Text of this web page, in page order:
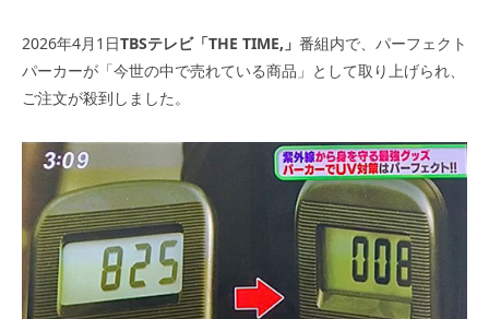
2026年4月1日TBSテレビ「THE TIME,」 番組内で、パーフェクト
パーカーが「今世の中で売れている商品」として取り上げられ、
ご注文が殺到しました。